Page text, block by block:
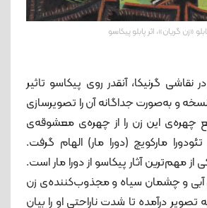
«زن گریان»، اثر پابلو پیکاسو
نقاشی گرنیکا، آنقدر روی پیکاسو تاثیر
و به‌صورت جداگانه آن را تصویرسازی
چهره‌ی این زن را از چهره‌ی معشوقه‌ی
مارکویچ (دورا مار) الهام گرفت.
از مهم‌ترین آثار پیکاسو از دورا مار است.
و چشمان سیاه و مجذوب‌کننده‌ی زن
تصویر درآمده تا شدت ناراحتی او را بیان